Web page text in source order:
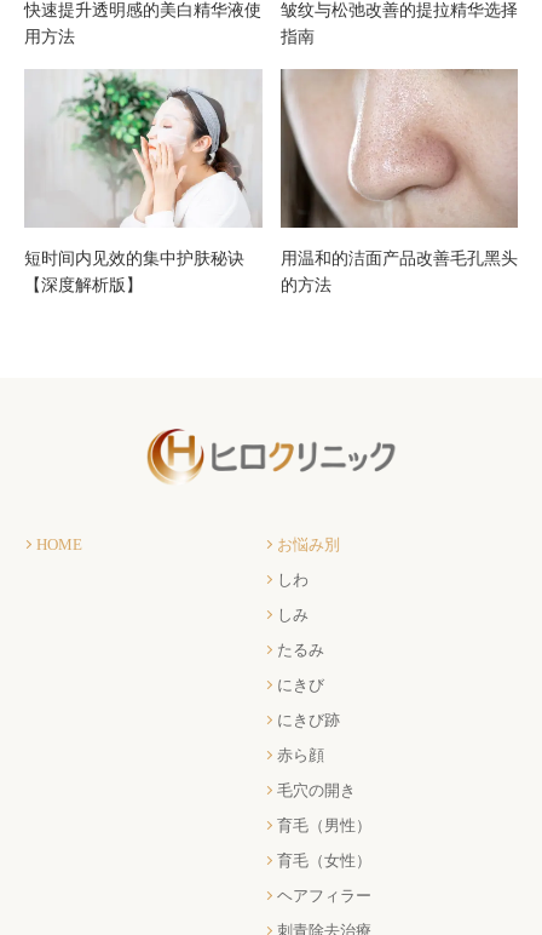
快速提升透明感的美白精华液使
用方法
皱纹与松弛改善的提拉精华选择
指南
短时间内见效的集中护肤秘诀
【深度解析版】
用温和的洁面产品改善毛孔黑头
的方法
HOME
お悩み別
しわ
しみ
たるみ
にきび
にきび跡
赤ら顔
毛穴の開き
育毛（男性）
育毛（女性）
ヘアフィラー
刺青除去治療